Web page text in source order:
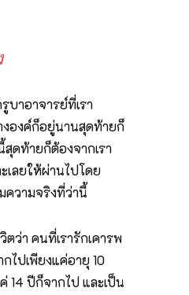
บาอาจารย์ที่เรา
งองค์ก็อยู่นานสุดท้ายก็
ดท้ายก็ต้องจากเรา
เลยให้ผ่านไปโดย
ความจริงที่ว่านี้
ว่า คนที่เรารักเคารพ
ไปเพียงแค่อายุ 10
14 ปีก็จากไป และเป็น